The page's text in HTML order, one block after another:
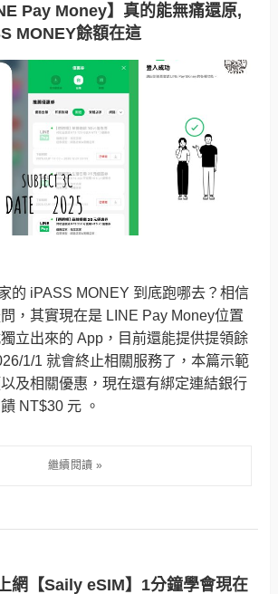
Pay Money】真的能無痛還原,
MONEY餘額在這
的 iPASS MONEY 到底跑哪去？相信
，其實現在是 LINE Pay Money位置
立出來的 App，目前還能提供提領餘
1/1 就會終止相關服務了，本篇示範
及相關優惠，現在還有綁定連結銀行
NT$30 元 。
網【Saily eSIM】1分鐘學會現在